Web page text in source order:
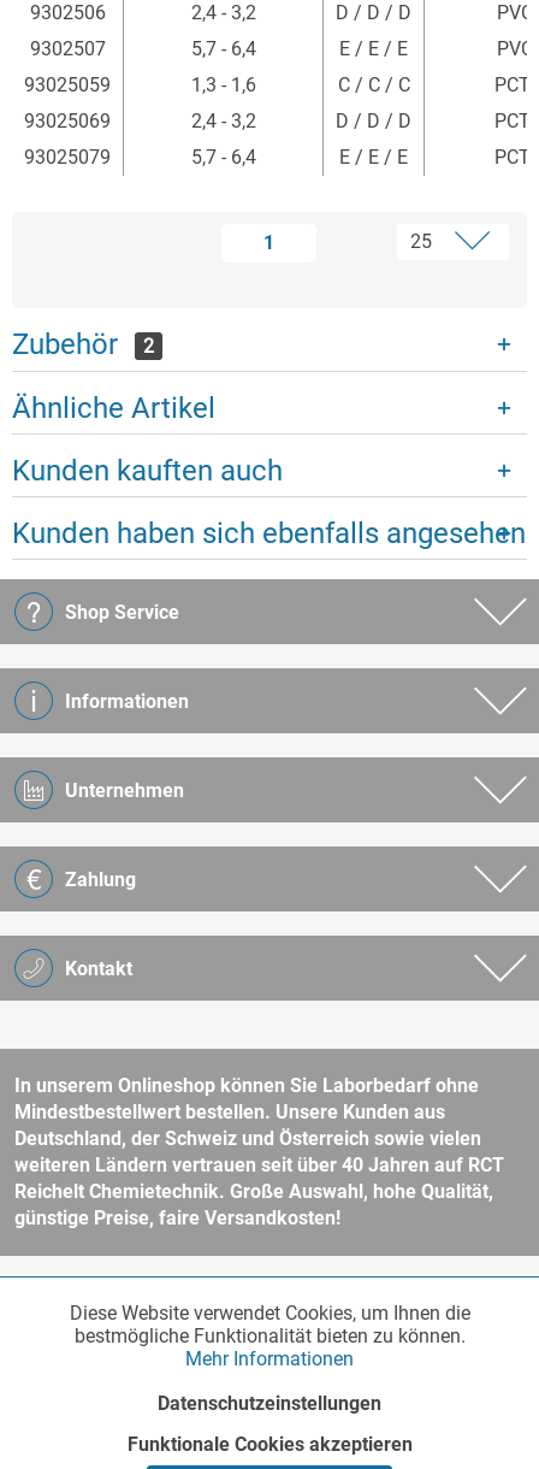
9302506
2,4 - 3,2 D / D / D
9302507
5,7 - 6,4 E / E / E
93025059
1,3 - 1,6 C / C / C
93025069
2,4 - 3,2 D / D / D
93025079
5,7 - 6,4 E / E / E
1
Zubehör 2
Ähnliche Artikel
Kunden kauften auch
Kunden haben sich ebenfalls angesehen
Kontakt
Shop Service
Informationen
Unternehmen
Zahlung
In unserem Onlineshop können Sie Laborbedarf ohne
Mindestbestellwert bestellen. Unsere Kunden aus
Deutschland, der Schweiz und Österreich sowie vielen
weiteren Ländern vertrauen seit über 40 Jahren auf RCT
Reichelt Chemietechnik. Große Auswahl, hohe Qualität,
günstige Preise, faire Versandkosten!
und ggf. Nachnahmegebühren, wenn nicht anders beschrieben.
Unser Webshop richtet sich an Unternehmer, öffentliche Institute und
andere gewerbliche Kunden im Sinne des § 14 BGB. Kein Verkauf an
für weitere Informationen.
Funktionale Aktiv
Inaktiv
Diese Website verwendet Cookies, um Ihnen die
bestmögliche Funktionalität bieten zu können.
Mehr Informationen
Datenschutzeinstellungen
Funktionale Cookies akzeptieren